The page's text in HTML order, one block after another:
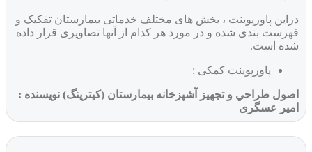
پاورپوینت ، بخش های مختلف خدماتی بیمارستان تفکیک و
بندی شده و در مورد هر کدام از آنها تصاویری قرار داده
است.
پاورپوینت کمکی :
طراحي و تجهيز آشپزخانه بيمارستان(کيترينگ) نویسنده :
عسگری